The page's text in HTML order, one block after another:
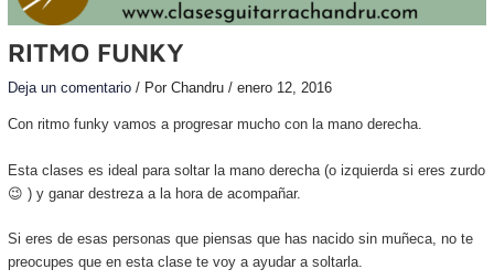
RITMO FUNKY
Deja un comentario / Por Chandru / enero 12, 2016
Con ritmo funky vamos a progresar mucho con la mano derecha.
Esta clases es ideal para soltar la mano derecha (o izquierda si eres zurdo
😉 ) y ganar destreza a la hora de acompañar.
Si eres de esas personas que piensas que has nacido sin muñeca, no te
preocupes que en esta clase te voy a ayudar a soltarla.